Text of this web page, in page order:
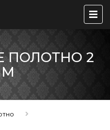
ПОЛОТНО 2